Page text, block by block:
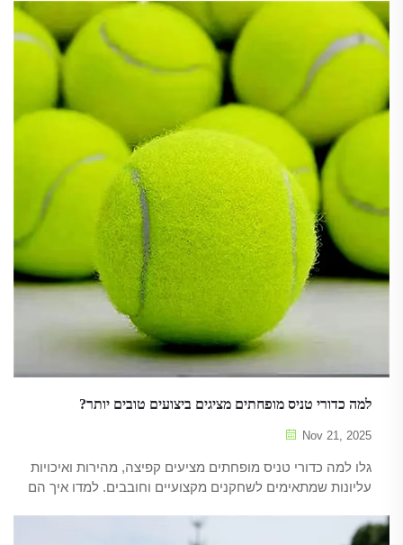
למה כדורי טניס מופחתים מציגים ביצועים טובים יותר?
Nov 21, 2025
גלו למה כדורי טניס מופחתים מציעים קפיצה, מהירות ואיכויות
עליונות שמתאימים לשחקנים מקצועיים וחובבים. למדו איך הם
למשחק שלכם עוד היום.